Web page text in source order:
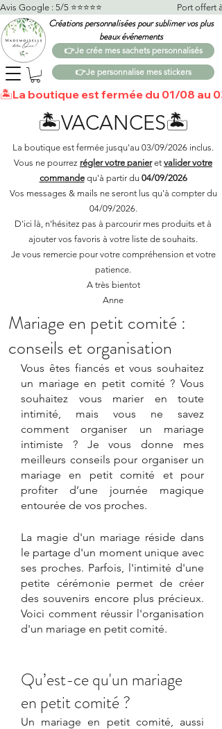
Créations personnalisées pour sublimer vos plus
beaux événements
👉Je crée mes sachets personnalisés
Avis Google : 5/5 ⭐️⭐️⭐️⭐️⭐️
👉Je personnalise mes stickers
🏝️La boutique est fermée du 01/08 au
🏝️VACANCES🏝️
La boutique est fermée jusqu'au 03/09/2026 inclus.
Vous ne pourrez régler votre panieret valider votre
commandequ'à partir du 04/09/2026
Vos messages & mails ne seront lus qu'à compter du
04/09/2026.
D'ici là, n'hésitez pas à parcourir mes produits et à
ajouter vos favoris à votre liste de souhaits.​
Je vous remercie pour votre compréhension et votre
patience.
A très bientot
Anne
Mariage en petit comité :
conseils et organisation
Vous êtes fiancés et vous souhaitez
un mariage en petit comité ? Vous
souhaitez vous marier en toute
intimité, mais vous ne savez
comment organiser un mariage
intimiste ? Je vous donne mes
meilleurs conseils pour organiser un
mariage en petit comité et pour
profiter d’une journée magique
entourée de vos proches.
La magie d'un mariage réside dans
le partage d'un moment unique avec
ses proches. Parfois, l'intimité d'une
petite cérémonie permet de créer
des souvenirs encore plus précieux.
Voici comment réussir l'organisation
d'un mariage en petit comité.
Qu’est-ce qu'un mariage
en petit comité ?
Un mariage en petit comité, aussi